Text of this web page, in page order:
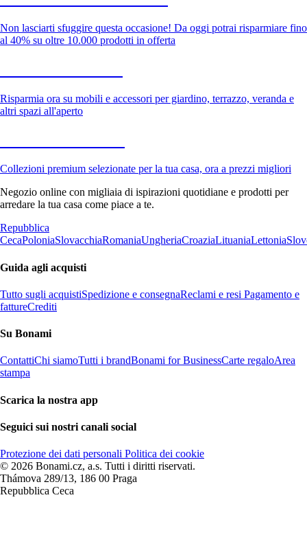
Non lasciarti sfuggire questa occasione! Da oggi potrai risparmiare fino
al 40% su oltre 10.000 prodotti in offerta
Risparmia ora su mobili e accessori per giardino, terrazzo, veranda e
altri spazi all'aperto
Collezioni premium selezionate per la tua casa, ora a prezzi migliori
Negozio online con migliaia di ispirazioni quotidiane e prodotti per
arredare la tua casa come piace a te.
Repubblica
CecaPoloniaSlovacchiaRomaniaUngheriaCroaziaLituaniaLettonia
Guida agli acquisti
Tutto sugli acquistiSpedizione e consegnaReclami e resi Pagamento e
fattureCrediti
Su Bonami
ContattiChi siamoTutti i brandBonami for BusinessCarte regaloArea
stampa
Scarica la nostra app
Seguici sui nostri canali social
Protezione dei dati personali Politica dei cookie
© 2026 Bonami.cz, a.s. Tutti i diritti riservati.
Thámova 289/13, 186 00 Praga
Repubblica Ceca